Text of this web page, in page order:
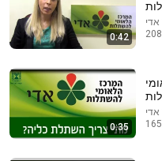
בעיניים שלהם
להשתלות - כרטיס אדי
0:42
0:35